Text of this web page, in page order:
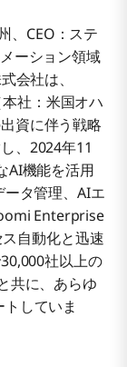
、CEO：ステ
ーション領域
会社は、
社：米国オハ
資に伴う戦略
、2024年11
AI機能を活用
タ管理、AIエ
Enterprise
自動化と迅速
社以上の
共に、あらゆ
していま